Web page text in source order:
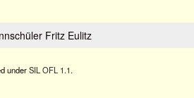
Fritz Eulitz
underSIL OFL 1.1.